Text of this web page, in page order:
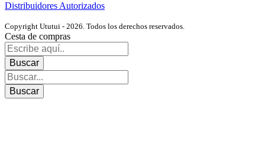
Distribuidores Autorizados
Copyright Ututui - 2026. Todos los derechos reservados.
Cesta de compras